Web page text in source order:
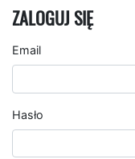
ZALOGUJ SIĘ
Email
Hasło